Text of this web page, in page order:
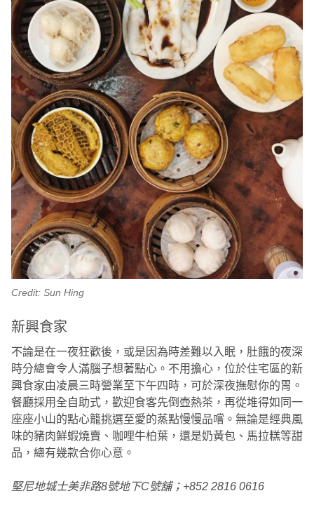
Credit: Sun Hing
新興食家
不論是在一夜狂歡後，或是因為時差難以入眠，肚餓的夜深
時分總會令人滿腦子想著點心。不用擔心，位於住宅區的新
興食家由凌晨三時營業至下午四時，可於深夜撫慰你的胃。
餐廳採用全自助式，歡迎食客先倒壺熱茶，再從堆得如同一
座座小山的點心籠挑選至愛的蒸點慢慢品嚐。無論是經典風
味的豬肉鮮蝦燒賣、咖哩牛柏葉，還是奶黃包、馬拉糕等甜
品，總有幾款合你心意。
堅尼地城士美非路8號地下C號舖；+852 2816 0616